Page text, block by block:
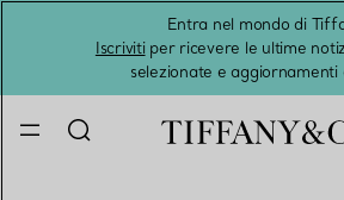
Entra nel mondo di
Iscrivitiper ricevere le ultime
selezionate e aggiornamenti